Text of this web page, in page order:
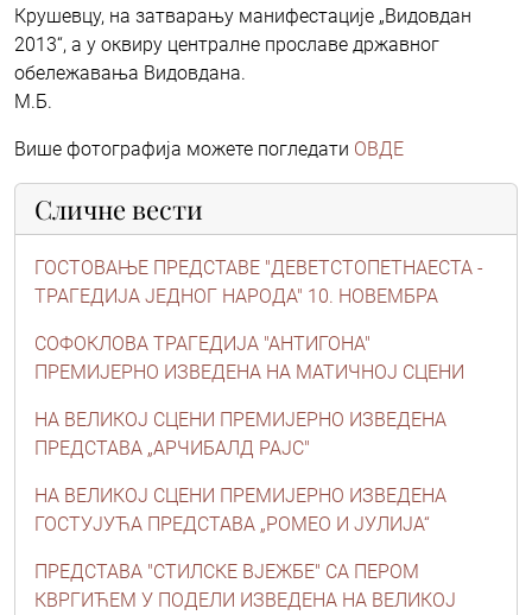
Крушевцу, на затварању манифестације „Видовдан
2013“, а у оквиру централне прославе државног
обележавања Видовдана.
М.Б.
Више фотографија можете погледати ОВДЕ
Сличне вести
ГОСТОВАЊЕ ПРЕДСТАВЕ "ДЕВЕТСТОПЕТНАЕСТА -
ТРАГЕДИЈА ЈЕДНОГ НАРОДА" 10. НОВЕМБРА
СОФОКЛОВА ТРАГЕДИЈА "АНТИГОНА"
ПРЕМИЈЕРНО ИЗВЕДЕНА НА МАТИЧНОЈ СЦЕНИ
НА ВЕЛИКОЈ СЦЕНИ ПРЕМИЈЕРНО ИЗВЕДЕНА
ПРЕДСТАВА „АРЧИБАЛД РАЈС"
НА ВЕЛИКОЈ СЦЕНИ ПРЕМИЈЕРНО ИЗВЕДЕНА
ГОСТУЈУЋА ПРЕДСТАВА „РОМЕО И ЈУЛИЈА“
ПРЕДСТАВА "СТИЛСКЕ ВЈЕЖБЕ" СА ПЕРОМ
КВРГИЋЕМ У ПОДЕЛИ ИЗВЕДЕНА НА ВЕЛИКОЈ